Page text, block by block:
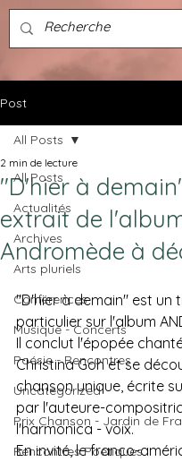
Post
All Posts
Actualités
Archives
Arts pluriels
Conférences
Musique - Concerts
Poésie - Rencontres
Uncategorized
Prix Chanson - Jardin de
Rencontres Poétiques
All Posts
"D'hier à
extrait de
Andromède à
2 min de lecture
"D'hier à demain" est un
particulier sur l'album
Il conclut l'épopée
Christina Goh et se
chanson unique, écrite
par l'auteure-
l'harmonica - voix.
En invité, le franco-